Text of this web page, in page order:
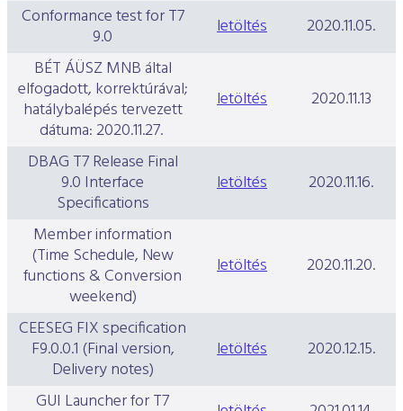
Conformance test for T7
9.0 letöltés
2020.11.05.
BÉT ÁÜSZ MNB által
elfogadott, korrektúrával;
hatálybalépés tervezett
dátuma: 2020.11.27.
letöltés 2020.11.13
DBAG T7 Release Final
9.0 Interface
Specifications
letöltés
2020.11.16.
Member information
(Time Schedule, New
functions & Conversion
weekend)
letöltés 2020.11.20.
CEESEG FIX specification
F9.0.0.1 (Final version,
Delivery notes)
letöltés
2020.12.15.
GUI Launcher for T7